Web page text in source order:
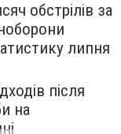
обстрілів за
липня
після
на